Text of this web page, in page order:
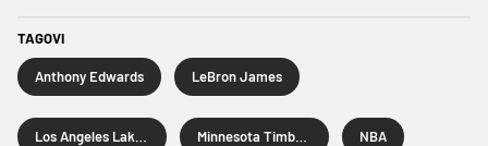
TAGOVI
Anthony Edwards LeBron James
NBA